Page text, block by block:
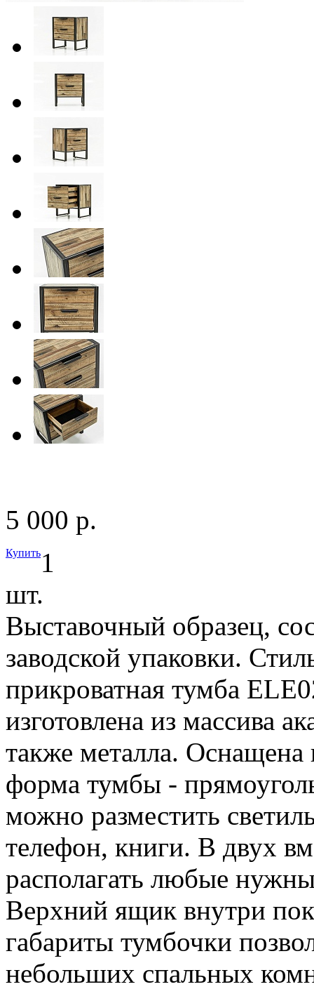
5 000 р.
Купить1
шт.
Выставочный образец,
заводской упаковки.
прикроватная тумба
изготовлена из массива
также металла.
форма тумбы -
можно разместить
телефон, книги. В двух
располагать любые
Верхний ящик внутри
габариты тумбочки
небольших спальных